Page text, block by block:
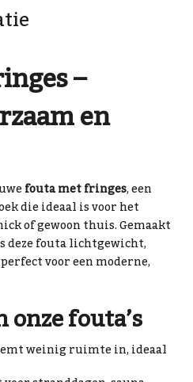
–
en
fouta met fringes, een
die ideaal is voor het
of gewoon thuis. Gemaakt
deze fouta lichtgewicht,
voor een moderne,
fouta’s
weinig ruimte in, ideaal